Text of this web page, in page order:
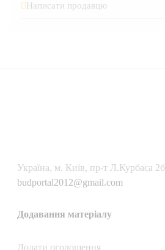
Написати продавцю
Українa, м. Київ, пр-т Л.Курбаса 2б
budportal2012@gmail.com
Додавання матеріалу
Додати oголошення